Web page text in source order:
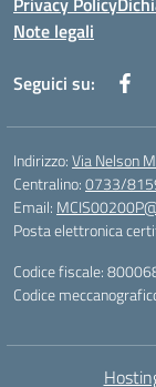
Note legali
Seguici su:
Indirizzo:Via Nelson
Centralino:0733/
Email:
Posta elettronica
Codice fiscale:
Codice